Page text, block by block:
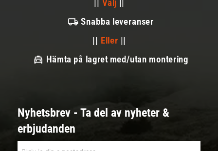
|| Välj ||
Snabba leveranser
|| Eller ||
Hämta på lagret med/utan montering
Nyhetsbrev - Ta del av nyheter &
erbjudanden